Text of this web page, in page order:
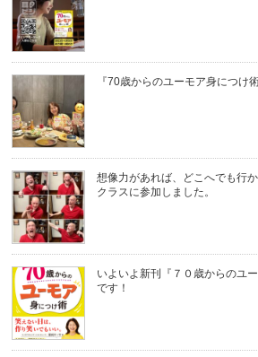
『70歳からのユーモア身につけ
想像力があれば、どこへでも行
クラスに参加しました。
いよいよ新刊『７０歳からのユ
です！